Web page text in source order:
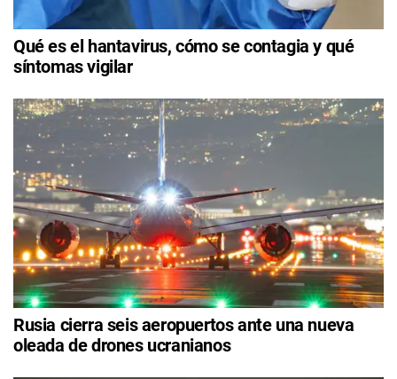
Qué es el hantavirus, cómo se contagia y qué
síntomas vigilar
Rusia cierra seis aeropuertos ante una nueva
oleada de drones ucranianos